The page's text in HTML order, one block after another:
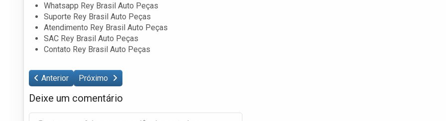
Whatsapp Rey Brasil Auto Peças
Suporte Rey Brasil Auto Peças
Atendimento Rey Brasil Auto Peças
SAC Rey Brasil Auto Peças
Contato Rey Brasil Auto Peças
Anterior Próximo
Deixe um comentário